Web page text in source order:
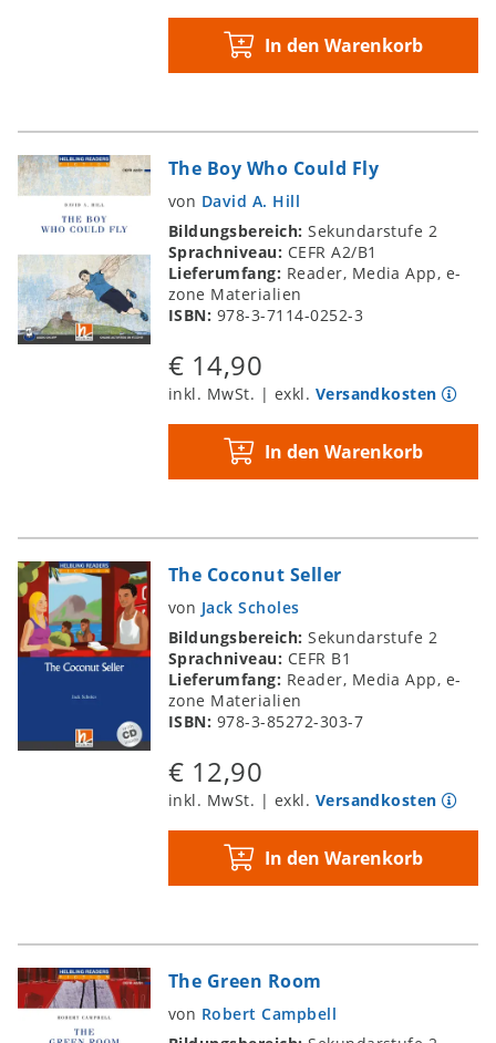
In den Warenkorb
The Boy Who Could Fly
von David A. Hill
Bildungsbereich:Sekundarstufe 2
Sprachniveau: CEFR A2/B1
Lieferumfang: Reader, Media App, e-
zone Materialien
ISBN: 978-3-7114-0252-3
€ 14,90
inkl. MwSt. | exkl. Versandkosten
In den Warenkorb
The Coconut Seller
von Jack Scholes
Bildungsbereich:Sekundarstufe 2
Sprachniveau: CEFR B1
Lieferumfang: Reader, Media App, e-
zone Materialien
ISBN: 978-3-85272-303-7
€ 12,90
inkl. MwSt. | exkl. Versandkosten
In den Warenkorb
The Green Room
von Robert Campbell